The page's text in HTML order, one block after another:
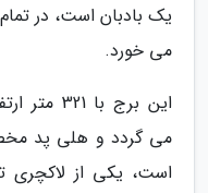
یک بادبان است، در
می خورد.
این برج
می گردد و هلی پد
است، یکی از